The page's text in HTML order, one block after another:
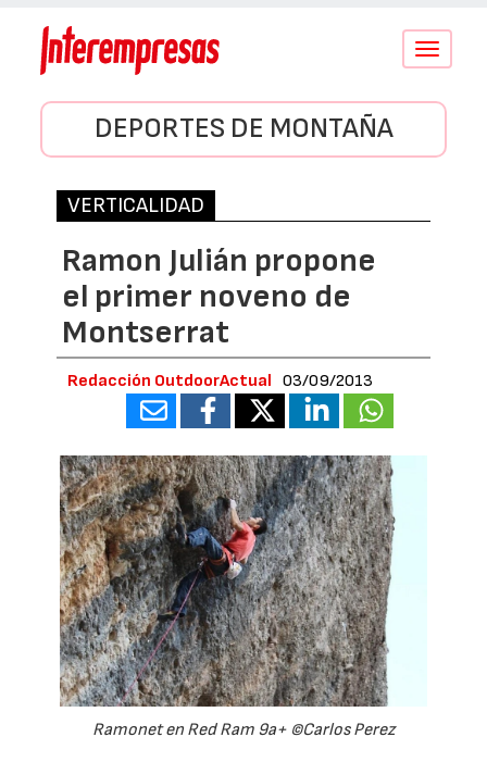
Conmutar
DEPORTES DE MONTAÑA
VERTICALIDAD
Ramon Julián propone
el primer noveno de
Montserrat
Redacción OutdoorActual 03/09/2013
Ramonet en Red Ram 9a+ ©Carlos Perez